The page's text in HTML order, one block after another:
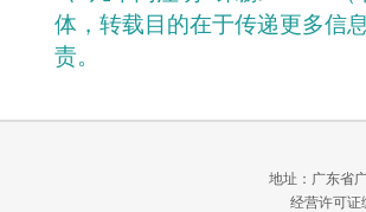
体，转载目的在于传递更多信
责。
地址：广东省
经营许可证